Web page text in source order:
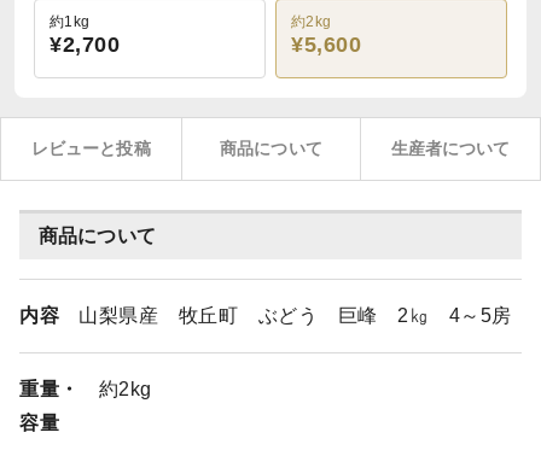
約1kg
¥2,700
約2kg
¥5,600
レビューと投稿 商品について 生産者について
商品について
内容 山梨県産 牧丘町 ぶどう 巨峰 2㎏ 4～5房
重量・
容量
約2kg